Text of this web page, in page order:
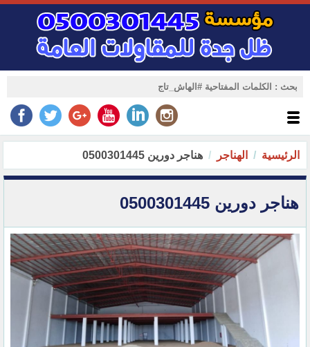
الرئيسية الهناجر هناجر دورين 0500301445
هناجر دورين 0500301445